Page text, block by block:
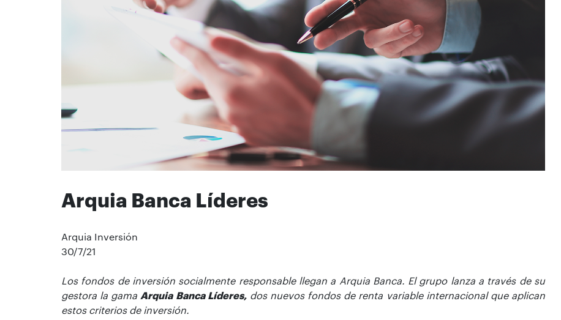
Arquia Banca Líderes
Arquia Inversión
30/7/21
Los fondos de inversión socialmente responsable llegan a Arquia Banca. El grupo lanza a través de su
gestora la gama Arquia Banca Líderes,dos nuevos fondos de renta variable internacional que aplican
estos criterios de inversión.